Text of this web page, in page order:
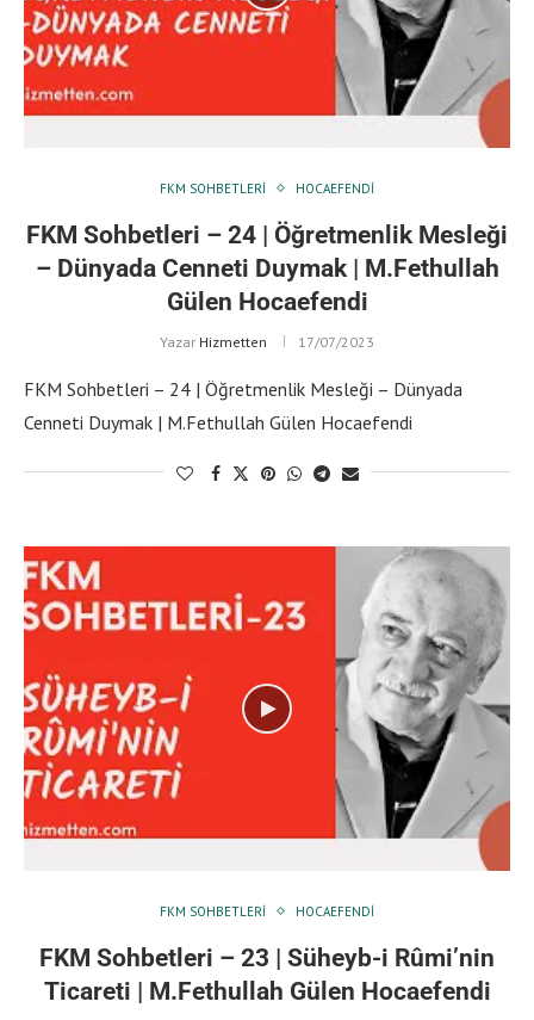
FKM SOHBETLERI HOCAEFENDI
FKM Sohbetleri – 24 | Öğretmenlik Mesleği
– Dünyada Cenneti Duymak | M.Fethullah
Gülen Hocaefendi
Yazar Hizmetten 17/07/2023
FKM Sohbetleri – 24 | Öğretmenlik Mesleği – Dünyada
Cenneti Duymak | M.Fethullah Gülen Hocaefendi
FKM SOHBETLERI HOCAEFENDI
FKM Sohbetleri – 23 | Süheyb-i Rûmi’nin
Ticareti | M.Fethullah Gülen Hocaefendi